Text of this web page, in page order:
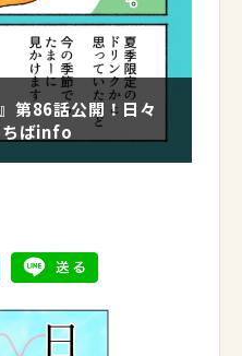
第86話公開！日々
ちばinfo